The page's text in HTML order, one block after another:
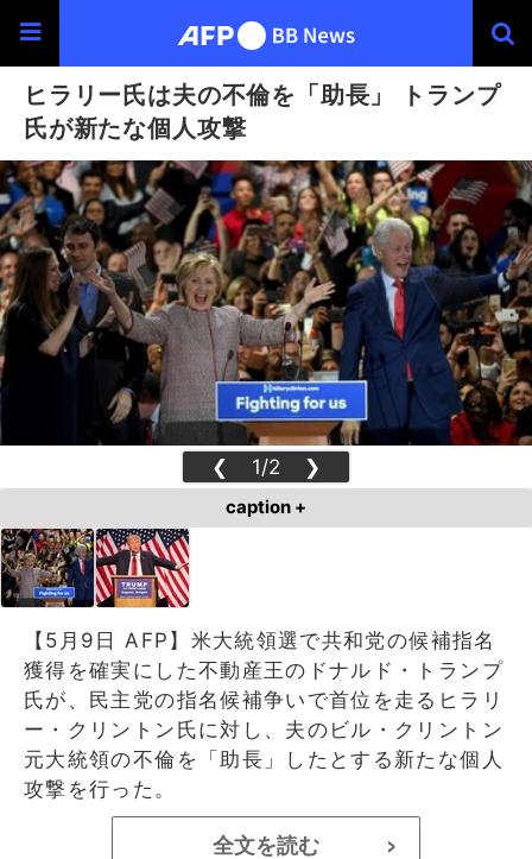
ヒラリー氏は夫の不倫を「助長」 トランプ
氏が新たな個人攻撃
❮ 1/2 ❯
caption +
【5月9日 AFP】米大統領選で共和党の候補指名
獲得を確実にした不動産王のドナルド・トランプ
氏が、民主党の指名候補争いで首位を走るヒラリ
ー・クリントン氏に対し、夫のビル・クリントン
元大統領の不倫を「助長」したとする新たな個人
攻撃を行った。
全文を読む >